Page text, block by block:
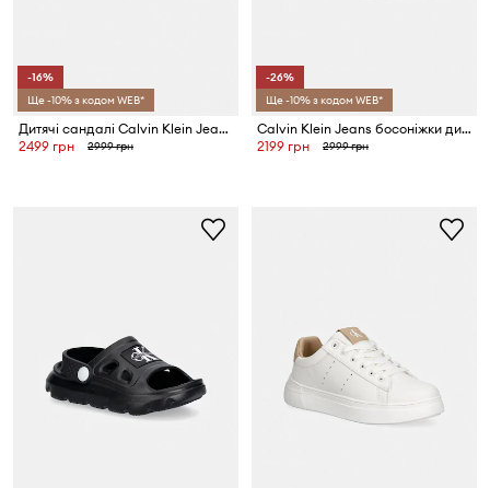
-16%
Ще -10% з кодом WEB*
Дитячі сандалі Calvin Klein Jeans
2499 грн
2999 грн
-26%
Ще -10% з кодом WEB*
Calvin Klein Jeans босоніжки дитячі
2199 грн
2999 грн